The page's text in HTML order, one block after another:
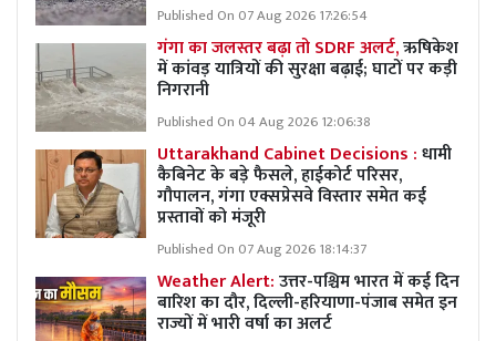
Published On 07 Aug 2026 17:26:54
गंगा का जलस्तर बढ़ा तो SDRF अलर्ट,ऋषिकेश
में कांवड़ यात्रियों की सुरक्षा बढ़ाई; घाटों पर कड़ी
निगरानी
Published On 04 Aug 2026 12:06:38
Uttarakhand Cabinet Decisions :धामी
कैबिनेट के बड़े फैसले, हाईकोर्ट परिसर,
गौपालन, गंगा एक्सप्रेसवे विस्तार समेत कई
प्रस्तावों को मंजूरी
Published On 07 Aug 2026 18:14:37
Weather Alert:उत्तर-पश्चिम भारत में कई दिन
बारिश का दौर, दिल्ली-हरियाणा-पंजाब समेत इन
राज्यों में भारी वर्षा का अलर्ट